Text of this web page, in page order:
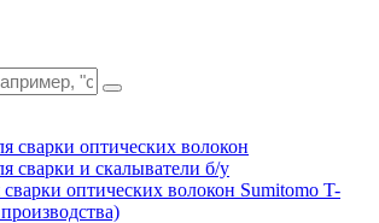
сварки оптических волокон
сварки и скалыватели б/у
оптических волокон Sumitomo T-